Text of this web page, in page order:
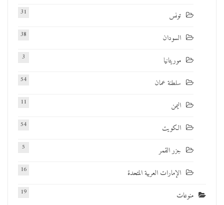
تونس 31
السودان 38
موريتانيا 3
سلطنة عمان 54
اليمن 11
الكويت 54
جزر القمر 5
الإمارات العربية المتحدة 16
منوعات 19